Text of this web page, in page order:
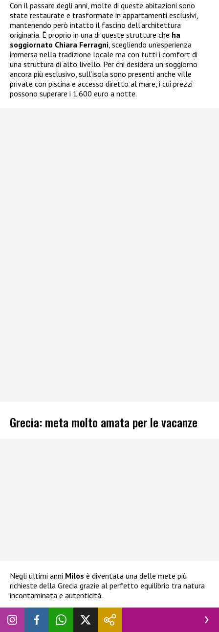
Con il passare degli anni, molte di queste abitazioni sono
state restaurate e trasformate in appartamenti esclusivi,
mantenendo però intatto il fascino dell’architettura
originaria. È proprio in una di queste strutture che ha
soggiornato Chiara Ferragni, scegliendo un’esperienza
immersa nella tradizione locale ma con tutti i comfort di
una struttura di alto livello. Per chi desidera un soggiorno
ancora più esclusivo, sull’isola sono presenti anche ville
private con piscina e accesso diretto al mare, i cui prezzi
possono superare i 1.600 euro a notte.
Grecia: meta molto amata per le vacanze
Negli ultimi anni Milos è diventata una delle mete più
richieste della Grecia grazie al perfetto equilibrio tra natura
incontaminata e autenticità.
Tra i luoghi più celebri c’è la spiaggia di Sarakiniko
, famosa
per le sue rocce bianche modellate dal vento che ricordano